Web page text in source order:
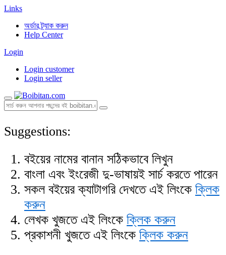
Links
অর্ডার ট্র্যাক করুন
Help Center
Login
Login customer
Login seller
Suggestions:
বইয়ের নামের বানান সঠিকভাবে লিখুন
বাংলা এবং ইংরেজী দু-ভাষায়ই সার্চ করতে পারেন
সকল বইয়ের ক্যাটাগরি দেখতে এই লিংকে ক্লিক
করুন
লেখক খুজতে এই লিংকে ক্লিক করুন
প্রকাশনী খুজতে এই লিংকে ক্লিক করুন